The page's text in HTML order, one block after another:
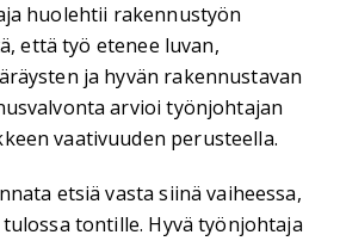
huolehtii rakennustyön
että työ etenee luvan,
ja hyvän rakennustavan
arvioi työnjohtajan
vaativuuden perusteella.
etsiä vasta siinä vaiheessa,
tontille. Hyvä työnjohtaja